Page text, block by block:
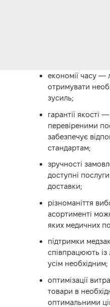
економії часу —
отримувати
зусиль;
гарантії
перевіреними
забезпечує
стандартам;
зручності
доступні
доставки;
різноманіття
асортименті
яких медичних
підтримки
співпрацюють із
усім необхідним;
оптимізації
товари в
оптимальними